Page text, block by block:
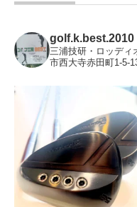
golf.k.best.2010
三浦技研・ロッディ
市西大寺赤田町1-5-